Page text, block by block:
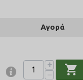
Αγορά
+
−
shopping_cart